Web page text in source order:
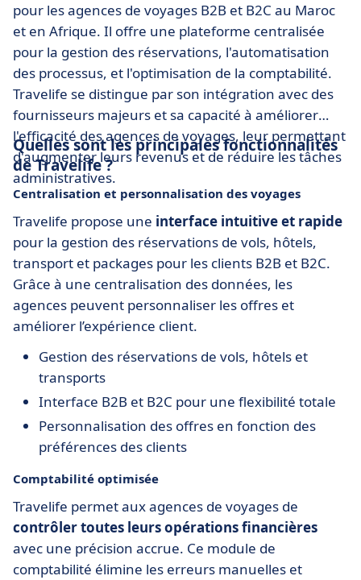
pour les agences de voyages B2B et B2C au Maroc
et en Afrique. Il offre une plateforme centralisée
pour la gestion des réservations, l'automatisation
des processus, et l'optimisation de la comptabilité.
Travelife se distingue par son intégration avec des
fournisseurs majeurs et sa capacité à améliorer
l'efficacité des agences de voyages, leur permettant
d'augmenter leurs revenus et de réduire les tâches
administratives.
Quelles sont les principales fonctionnalités
de Travelife ?
Centralisation et personnalisation des voyages
Travelife propose une interface intuitive et rapide
pour la gestion des réservations de vols, hôtels,
transport et packages pour les clients B2B et B2C.
Grâce à une centralisation des données, les
agences peuvent personnaliser les offres et
améliorer l’expérience client.
Gestion des réservations de vols, hôtels et
transports
Interface B2B et B2C pour une flexibilité totale
Personnalisation des offres en fonction des
préférences des clients
Comptabilité optimisée
Travelife permet aux agences de voyages de
contrôler toutes leurs opérations financières
avec une précision accrue. Ce module de
comptabilité élimine les erreurs manuelles et